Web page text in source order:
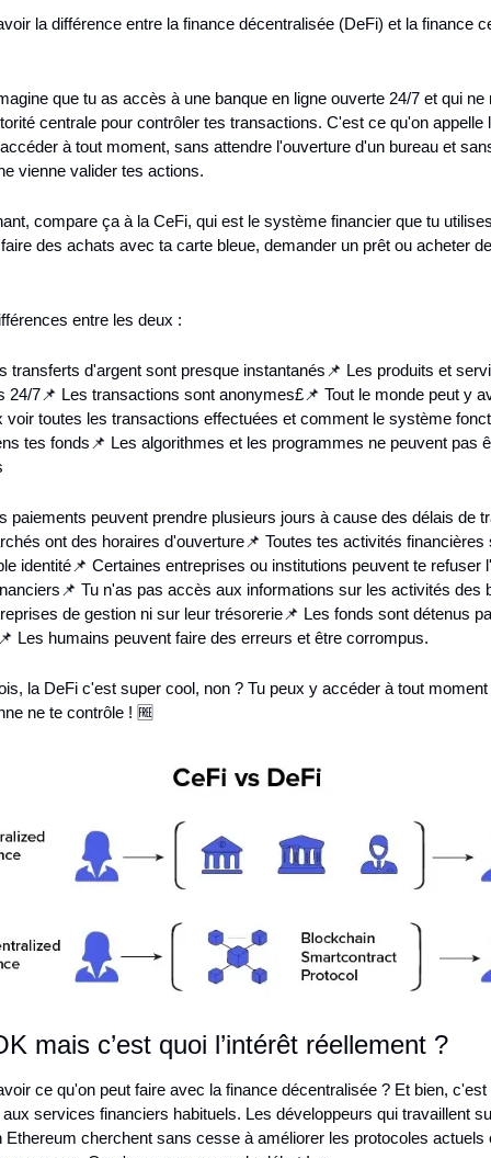
la différence entre la finance décentralisée (DeFi) et la finance
que tu as accès à une banque en ligne ouverte 24/7 et qui ne
centrale pour contrôler tes transactions. C'est ce qu'on appelle
à tout moment, sans attendre l'ouverture d'un bureau et
vienne valider tes actions.
compare ça à la CeFi, qui est le système financier que tu
des achats avec ta carte bleue, demander un prêt ou acheter
entre les deux :
transferts d'argent sont presque instantanés📌 Les produits et
24/7📌 Les transactions sont anonymes£📌 Tout le monde peut y
voir toutes les transactions effectuées et comment le système
tes fonds📌 Les algorithmes et les programmes ne peuvent pas
paiements peuvent prendre plusieurs jours à cause des délais de
ont des horaires d'ouverture📌 Toutes tes activités financières
identité📌 Certaines entreprises ou institutions peuvent te refuser
📌 Tu n'as pas accès aux informations sur les activités des
de gestion ni sur leur trésorerie📌 Les fonds sont détenus
Les humains peuvent faire des erreurs et être corrompus.
la DeFi c'est super cool, non ? Tu peux y accéder à tout
ne te contrôle ! 🆓
mais c’est quoi l’intérêt réellement ?
ce qu'on peut faire avec la finance décentralisée ? Et bien, c'est
services financiers habituels. Les développeurs qui travaillent
Ethereum cherchent sans cesse à améliorer les protocoles actuels